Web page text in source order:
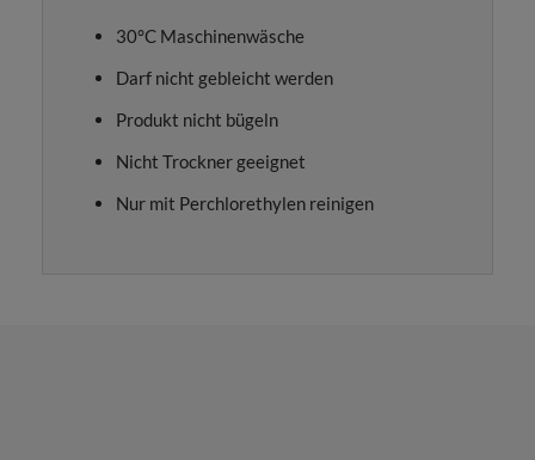
30°C Maschinenwäsche
Darf nicht gebleicht werden
Produkt nicht bügeln
Nicht Trockner geeignet
Nur mit Perchlorethylen reinigen